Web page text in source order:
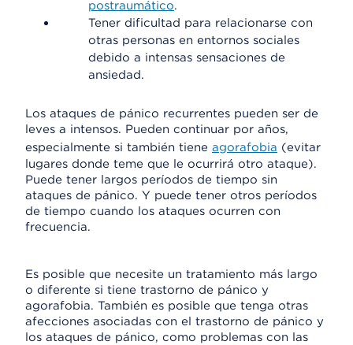
postraumático.
Tener dificultad para relacionarse con
otras personas en entornos sociales
debido a intensas sensaciones de
ansiedad.
Los ataques de pánico recurrentes pueden ser de
leves a intensos. Pueden continuar por años,
especialmente si también tiene agorafobia (evitar
lugares donde teme que le ocurrirá otro ataque).
Puede tener largos períodos de tiempo sin
ataques de pánico. Y puede tener otros períodos
de tiempo cuando los ataques ocurren con
frecuencia.
Es posible que necesite un tratamiento más largo
o diferente si tiene trastorno de pánico y
agorafobia. También es posible que tenga otras
afecciones asociadas con el trastorno de pánico y
los ataques de pánico, como problemas con las